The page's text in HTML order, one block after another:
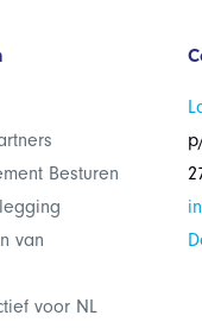
Besturen
van
voor NL